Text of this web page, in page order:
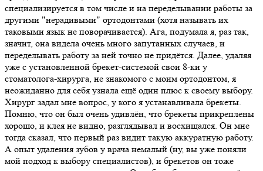
специализируется в том числе и на переделывании работы за
другими "нерадивыми" ортодонтами (хотя называть их
таковыми язык не поворачивается). Ага, подумала я, раз так,
значит, она видела очень много запутанных случаев, и
переделывать работу за ней точно не придётся. Далее, удаляя
уже с установленной брекет-системой свои 8-ки у
стоматолога-хирурга, не знакомого с моим ортодонтом, я
неожиданно для себя узнала ещё один плюс к своему выбору.
Хирург задал мне вопрос, у кого я устанавливала брекеты.
Помню, что он был очень удивлён, что брекеты прикреплены
хорошо, и клея не видно, разглядывал и восхищался. Он мне
тогда сказал, что первый раз видит такую аккуратную работу.
А опыт удаления зубов у врача немалый (ну, вы уже поняли
мой подход к выбору специалистов), и брекетов он тоже